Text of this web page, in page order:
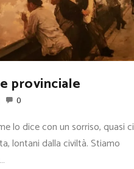
provinciale
0
lo dice con un sorriso, quasi ci
lontani dalla civiltà. Stiamo